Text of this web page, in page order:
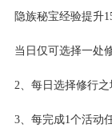
隐族秘宝经验提升
当日仅可选择一处
2、每日选择修行之
3、每完成1个活动